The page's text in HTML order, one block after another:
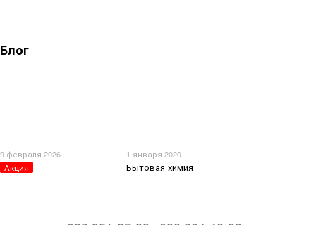
Блог
9 февраля 2026
Акция
1 января 2020
Бытовая химия